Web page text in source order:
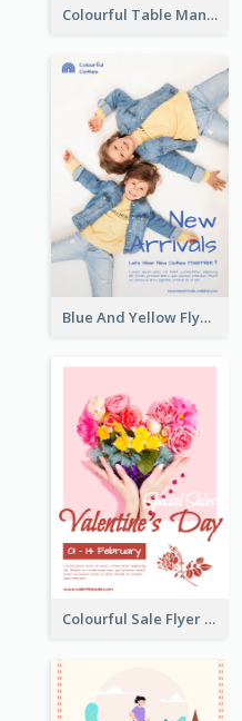
Colourful Table Manner Course Flyer With Details
Blue And Yellow Flyer For Children Clothes
Colourful Sale Flyer Of Valentine Day With Photo